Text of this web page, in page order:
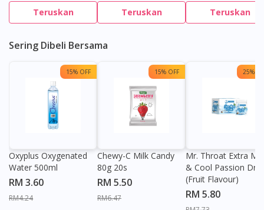
Teruskan Teruskan Teruskan
Sering Dibeli Bersama
15% OFF
Oxyplus Oxygenated
Water 500ml
RM 3.60
RM4.24
15% OFF
Chewy-C Milk Candy
80g 20s
RM 5.50
RM6.47
25%
Mr. Throat Extra
& Cool Passion
(Fruit Flavour)
RM 5.80